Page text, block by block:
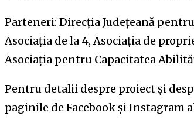
Parteneri: Direcția Județeană
Asociația de la 4, Asociația de
Asociația pentru Capacitatea
Pentru detalii despre proiect și
paginile de Facebook și Instagram